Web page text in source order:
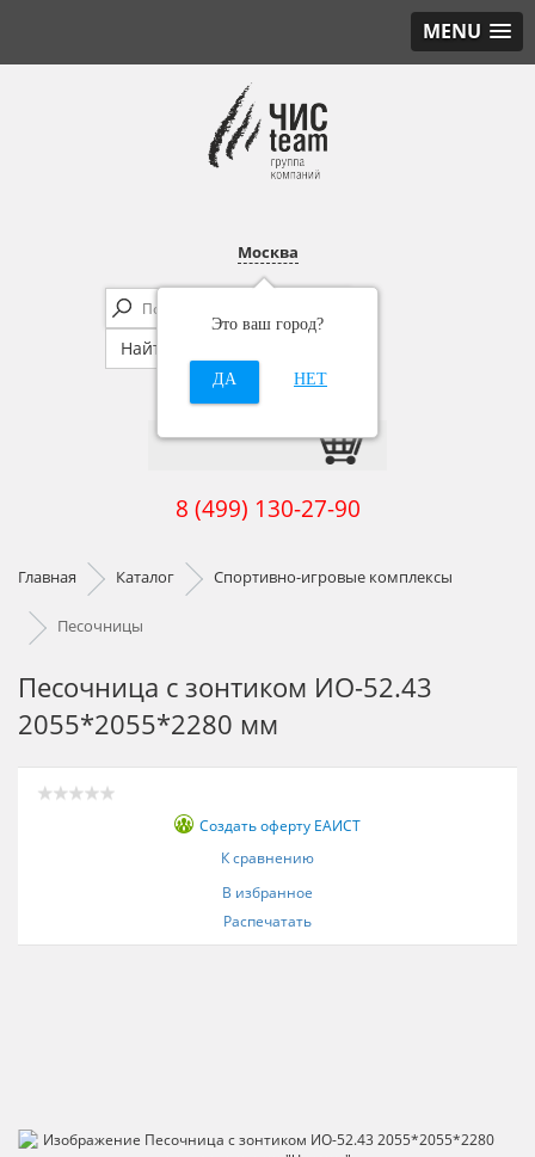
MENU
Москва
Это ваш город?
ДА НЕТ
8 (499) 130-27-90
Главная Каталог Спортивно-игровые комплексы
Песочницы
Песочница с зонтиком ИО-52.43
2055*2055*2280 мм
Создать оферту ЕАИСТ
К сравнению
В избранное
Распечатать